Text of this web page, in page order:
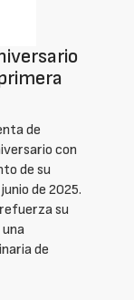
de
con
de su
de 2025.
su
de